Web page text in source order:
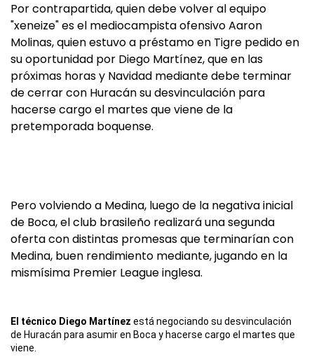
Por contrapartida, quien debe volver al equipo
"xeneize" es el mediocampista ofensivo Aaron
Molinas, quien estuvo a préstamo en Tigre pedido en
su oportunidad por Diego Martínez, que en las
próximas horas y Navidad mediante debe terminar
de cerrar con Huracán su desvinculación para
hacerse cargo el martes que viene de la
pretemporada boquense.
Pero volviendo a Medina, luego de la negativa inicial
de Boca, el club brasileño realizará una segunda
oferta con distintas promesas que terminarían con
Medina, buen rendimiento mediante, jugando en la
mismísima Premier League inglesa.
El técnico Diego Martínez está negociando su desvinculación
de Huracán para asumir en Boca y hacerse cargo el martes que
viene.